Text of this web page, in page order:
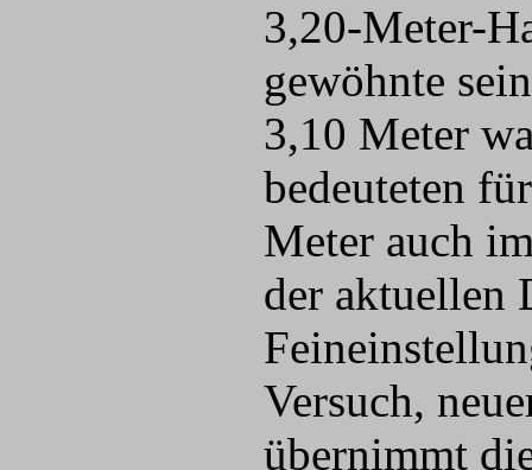
3,20-Meter-
gewöhnte
3,10 Meter
bedeuteten
Meter auch
der aktuellen
Versuch,
übernimmt